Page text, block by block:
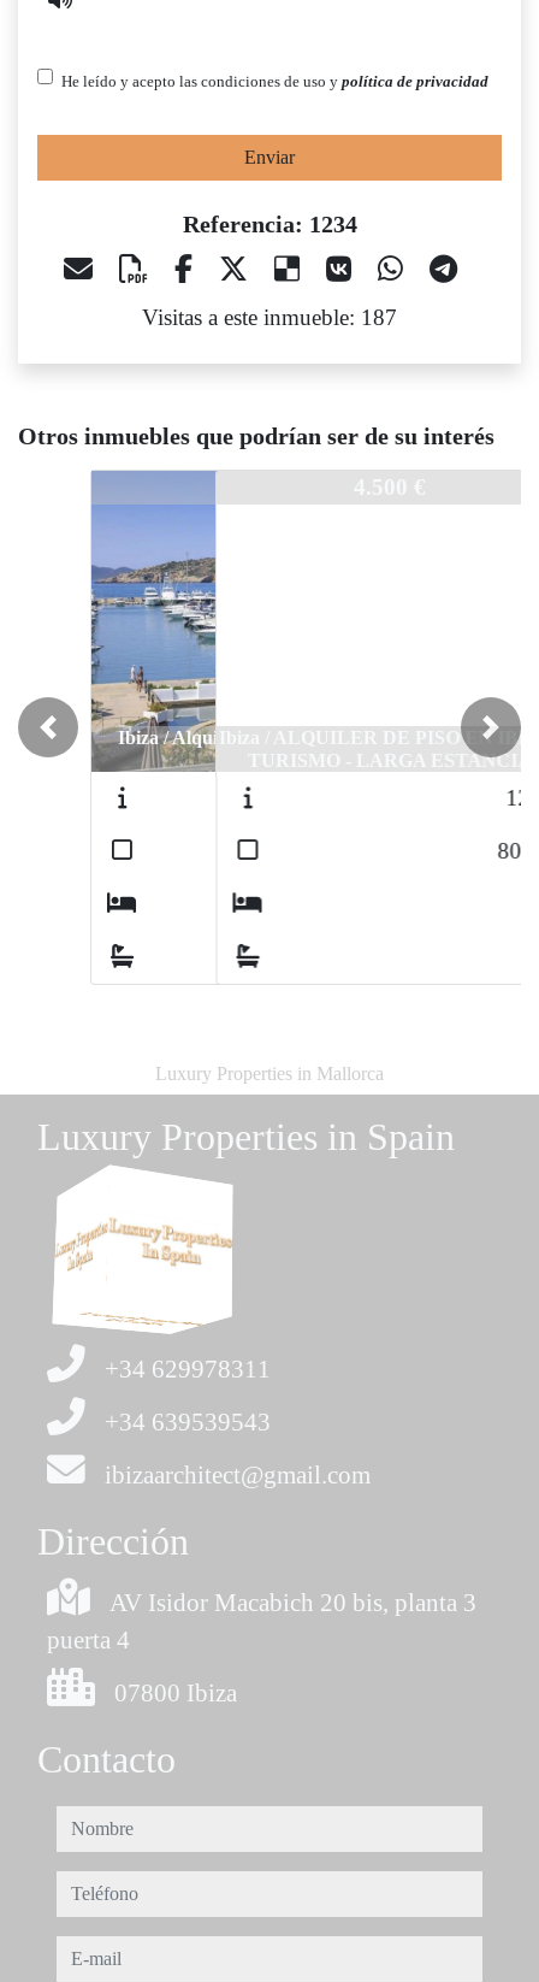
He leído y acepto las condiciones de uso y política de privacidad
Enviar
Referencia: 1234
Visitas a este inmueble: 187
Otros inmuebles que podrían ser de su interés
Ibiza / ALQUILER DE PISO EN IBIZA -
TURISMO - LARGA ESTANCIA
Previous Next
Luxury Properties in Mallorca
Luxury Properties in Spain
+34 629978311
+34 639539543
ibizaarchitect@gmail.com
Dirección
AV Isidor Macabich 20 bis, planta 3
puerta 4
07800 Ibiza
Contacto
nombre
teléfono
e-mail